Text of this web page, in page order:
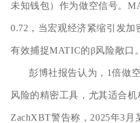
未知钱包）作为做空信号。
0.72，当宏观经济紧缩引发
有效捕捉MATIC的β风险敞口。
彭博社报告认为，1倍做
风险的精密工具，尤其适合
ZachXBT警告称，2025年3月